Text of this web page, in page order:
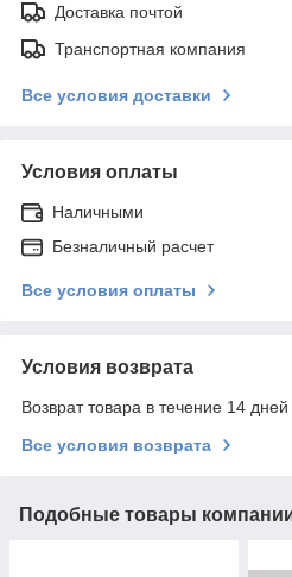
Доставка почтой
Транспортная компания
Все условия доставки
Условия оплаты
Наличными
Безналичный расчет
Все условия оплаты
Условия возврата
Возврат товара в течение 14 дней
Все условия возврата
Подобные товары